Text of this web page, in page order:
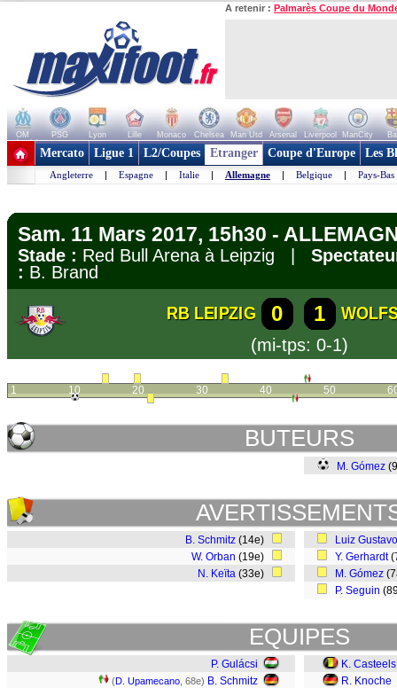
A retenir : Palmarès Coupe du
OM PSG Lyon Lille Monaco Chelsea Man Utd Arsenal Liverpool ManCity
+ de clubs
Mercato Ligue 1 L2/Coupes Etranger Coupe d'Europe Les
Angleterre | Espagne | Italie | Allemagne | Belgique | Pays-Bas
Sam. 11 Mars 2017, 15h30 -
Stade : Red Bull Arena à Leipzig |
: B. Brand
RB LEIPZIG 0 1
(mi-tps: 0-1)
1 10 20 30 40 50
BUTEURS
M. Gómez
B. Schmitz (14e)
W. Orban (19e)
N. Keïta (33e)
Luiz Gustavo
Y. Gerhardt
M. Gómez
P. Seguin
EQUIPES
P. Gulácsi
(D. Upamecano , 68e) B. Schmitz
K. Casteels
R. Knoche